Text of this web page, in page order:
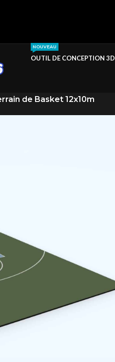
OUTIL DE CONCEPTION 3D
NOUVEAU
de Basket 12x10m